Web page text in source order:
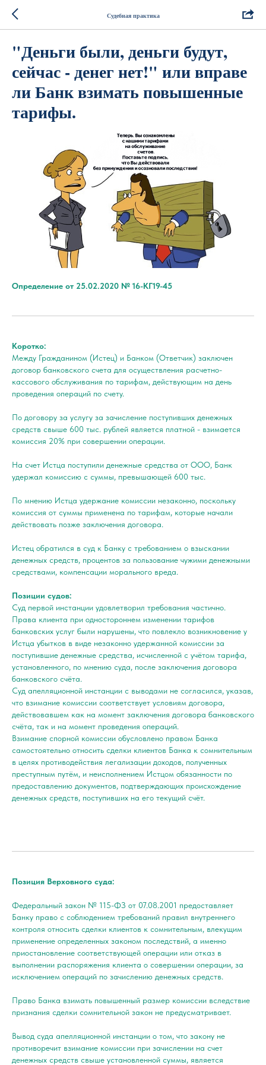
Судебная практика
"Деньги были, деньги будут,
сейчас - денег нет!" или вправе
ли Банк взимать повышенные
тарифы.
Определение от 25.02.2020 № 16-КГ19-45
Коротко:
Между Гражданином (Истец) и Банком (Ответчик) заключен
договор банковского счета для осуществления расчетно-
кассового обслуживания по тарифам, действующим на день
проведения операций по счету.
По договору за услугу за зачисление поступивших денежных
средств свыше 600 тыс. рублей является платной - взимается
комиссия 20% при совершении операции.
На счет Истца поступили денежные средства от ООО, Банк
удержал комиссию с суммы, превышающей 600 тыс.
По мнению Истца удержание комиссии незаконно, поскольку
комиссия от суммы применена по тарифам, которые начали
действовать позже заключения договора.
Истец обратился в суд к Банку с требованием о взыскании
денежных средств, процентов за пользование чужими денежными
средствами, компенсации морального вреда.
Позиции судов:
Суд первой инстанции удовлетворил требования частично.
Права клиента при одностороннем изменении тарифов
банковских услуг были нарушены, что повлекло возникновение у
Истца убытков в виде незаконно удержанной комиссии за
поступившие денежные средства, исчисленной с учётом тарифа,
установленного, по мнению суда, после заключения договора
банковского счёта.
Суд апелляционной инстанции с выводами не согласился, указав,
что взимание комиссии соответствует условиям договора,
действовавшем как на момент заключения договора банковского
счёта, так и на момент проведения операций.
Взимание спорной комиссии обусловлено правом Банка
самостоятельно относить сделки клиентов Банка к сомнительным
в целях противодействия легализации доходов, полученных
преступным путём, и неисполнением Истцом обязанности по
предоставлению документов, подтверждающих происхождение
денежных средств, поступивших на его текущий счёт.
Позиция Верховного суда:
Федеральный закон № 115-ФЗ от 07.08.2001 предоставляет
Банку право с соблюдением требований правил внутреннего
контроля относить сделки клиентов к сомнительным, влекущим
применение определенных законом последствий, а именно
приостановление соответствующей операции или отказ в
выполнении распоряжения клиента о совершении операции, за
исключением операций по зачислению денежных средств.
Право Банка взимать повышенный размер комиссии вследствие
признания сделки сомнительной закон не предусматривает.
Вывод суда апелляционной инстанции о том, что закону не
противоречит взимание комиссии при зачислении на счет
денежных средств свыше установленной суммы, является